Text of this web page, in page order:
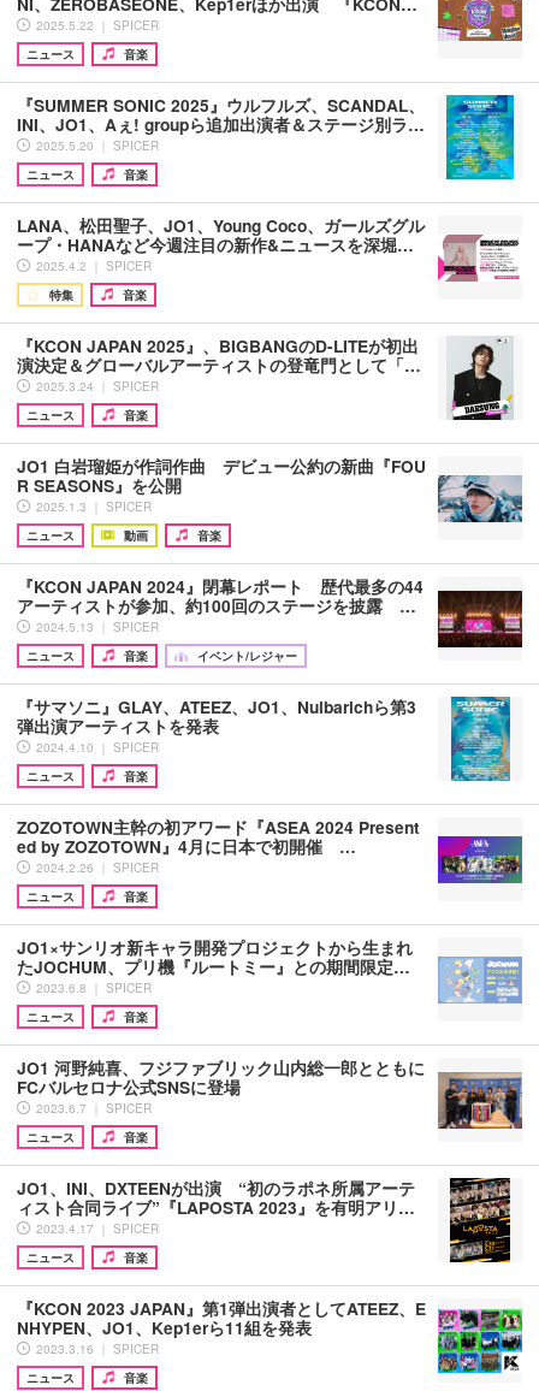
2025.5.22 ｜ SPICER
ニュース
音楽
『SUMMER SONIC 2025』ウルフルズ、SCANDAL、
INI、JO1、Aぇ! groupら追加出演者＆ステージ別ラ…
2025.5.20 ｜ SPICER
ニュース
音楽
LANA、松田聖子、JO1、Young Coco、ガールズグル
ープ・HANAなど今週注目の新作&ニュースを深堀…
2025.4.2 ｜ SPICER
特集
音楽
『KCON JAPAN 2025』、BIGBANGのD-LITEが初出
演決定＆グローバルアーティストの登竜門として「…
2025.3.24 ｜ SPICER
ニュース
音楽
JO1 白岩瑠姫が作詞作曲 デビュー公約の新曲『FOU
R SEASONS』を公開
2025.1.3 ｜ SPICER
ニュース
動画 音楽
『KCON JAPAN 2024』閉幕レポート 歴代最多の44
アーティストが参加、約100回のステージを披露 …
2024.5.13 ｜ SPICER
ニュース
音楽 イベント/レジャー
『サマソニ』GLAY、ATEEZ、JO1、Nulbarichら第3
弾出演アーティストを発表
2024.4.10 ｜ SPICER
ニュース
音楽
ZOZOTOWN主幹の初アワード『ASEA 2024 Present
ed by ZOZOTOWN』4月に日本で初開催 …
2024.2.26 ｜ SPICER
ニュース
音楽
JO1×サンリオ新キャラ開発プロジェクトから生まれ
たJOCHUM、プリ機『ルートミー』との期間限定…
2023.6.8 ｜ SPICER
ニュース
音楽
JO1 河野純喜、フジファブリック山内総一郎とともに
FCバルセロナ公式SNSに登場
2023.6.7 ｜ SPICER
ニュース
音楽
JO1、INI、DXTEENが出演 “初のラポネ所属アーテ
ィスト合同ライブ”『LAPOSTA 2023』を有明アリ…
2023.4.17 ｜ SPICER
ニュース
音楽
『KCON 2023 JAPAN』第1弾出演者としてATEEZ、E
NHYPEN、JO1、Kep1erら11組を発表
2023.3.16 ｜ SPICER
ニュース
音楽